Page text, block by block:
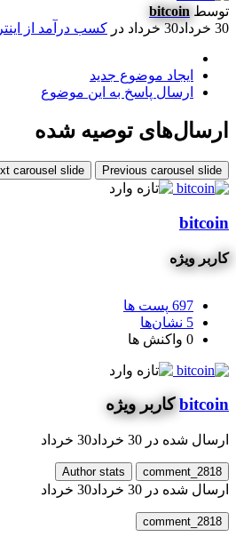
bitcoin
30 خرداد در کسب درآمد از اینترنت
ایجاد موضوع جدید
ارسال پاسخ به این موضوع
توصیه شده
Previous carousel
Next carousel slide
ویژه
697 پست ها
5
نشان‌ها
0
واکنش ها
کاربر ویژه
شده در 30 خرداد 30 خرداد
Author stats
شده در 30 خرداد 30 خرداد